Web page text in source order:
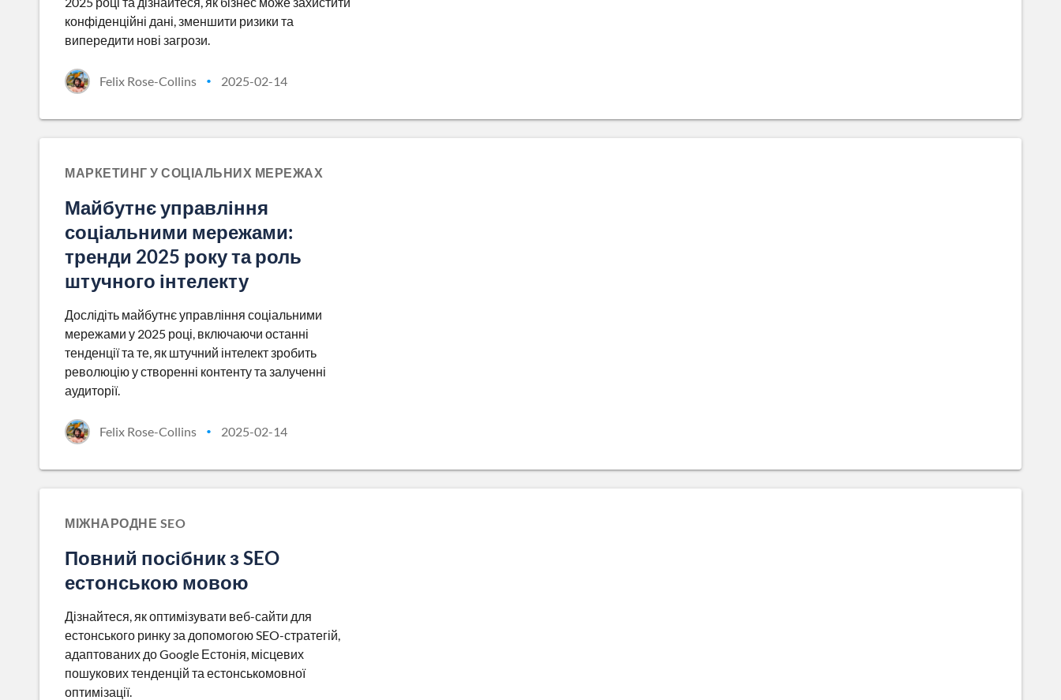
конфіденційні дані, зменшити ризики та
випередити нові загрози.
Felix Rose-Collins • 2025-02-14
МАРКЕТИНГ У СОЦІАЛЬНИХ МЕРЕЖАХ
Майбутнє управління
соціальними мережами:
тренди 2025 року та роль
штучного інтелекту
Дослідіть майбутнє управління соціальними
мережами у 2025 році, включаючи останні
тенденції та те, як штучний інтелект зробить
революцію у створенні контенту та залученні
аудиторії.
Felix Rose-Collins • 2025-02-14
МІЖНАРОДНЕ SEO
Повний посібник з SEO
естонською мовою
Дізнайтеся, як оптимізувати веб-сайти для
естонського ринку за допомогою SEO-стратегій,
адаптованих до Google Естонія, місцевих
пошукових тенденцій та естонськомовної
оптимізації.